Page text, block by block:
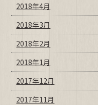
2018年4月
2018年3月
2018年2月
2018年1月
2017年12月
2017年11月